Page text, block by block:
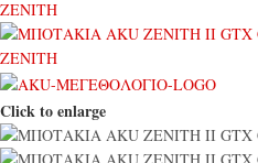
Click to enlarge